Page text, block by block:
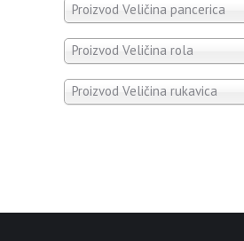
Proizvod Veličina pancerica
Proizvod Veličina rola
Proizvod Veličina rukavica